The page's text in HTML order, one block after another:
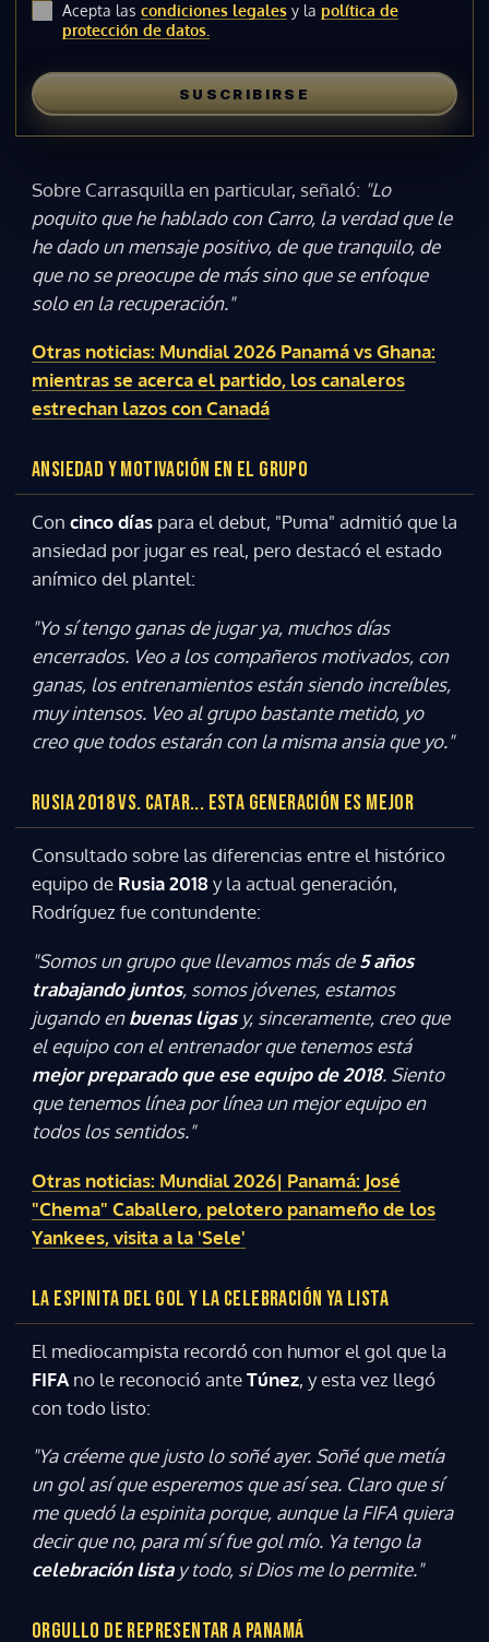
Acepta las condiciones legales y la política de
protección de datos.
SUSCRIBIRSE
Sobre Carrasquilla en particular, señaló: "Lo
poquito que he hablado con Carro, la verdad que le
he dado un mensaje positivo, de que tranquilo, de
que no se preocupe de más sino que se enfoque
solo en la recuperación."
Otras noticias: Mundial 2026 Panamá vs Ghana:
mientras se acerca el partido, los canaleros
estrechan lazos con Canadá
ANSIEDAD Y MOTIVACIÓN EN EL GRUPO
Con cinco días para el debut, "Puma" admitió que la
ansiedad por jugar es real, pero destacó el estado
anímico del plantel:
"Yo sí tengo ganas de jugar ya, muchos días
encerrados. Veo a los compañeros motivados, con
ganas, los entrenamientos están siendo increíbles,
muy intensos. Veo al grupo bastante metido, yo
creo que todos estarán con la misma ansia que yo."
RUSIA 2018 VS. CATAR... ESTA GENERACIÓN ES MEJOR
Consultado sobre las diferencias entre el histórico
equipo de Rusia 2018 y la actual generación,
Rodríguez fue contundente:
"Somos un grupo que llevamos más de5 años
trabajando juntos, somos jóvenes, estamos
jugando enbuenas ligasy, sinceramente, creo que
el equipo con el entrenador que tenemos está
mejor preparado que ese equipo de 2018. Siento
que tenemos línea por línea un mejor equipo en
todos los sentidos."
Otras noticias: Mundial 2026| Panamá: José
"Chema" Caballero, pelotero panameño de los
Yankees, visita a la 'Sele'
LA ESPINITA DEL GOL Y LA CELEBRACIÓN YA LISTA
El mediocampista recordó con humor el gol que la
FIFA no le reconoció anteTúnez, y esta vez llegó
con todo listo:
"Ya créeme que justo lo soñé ayer. Soñé que metía
un gol así que esperemos que así sea. Claro que sí
me quedó la espinita porque, aunque la FIFA quiera
decir que no, para mí sí fue gol mío. Ya tengo la
celebración listay todo, si Dios me lo permite."
ORGULLO DE REPRESENTAR A PANAMÁ